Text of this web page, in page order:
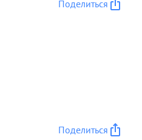
Поделиться
Поделиться